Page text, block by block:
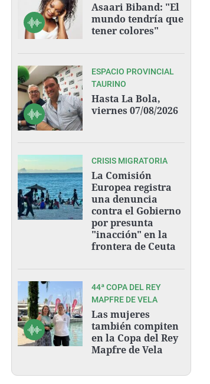
Asaari Biband: "El
mundo tendría que
tener colores"
ESPACIO PROVINCIAL
TAURINO
Hasta La Bola,
viernes 07/08/2026
CRISIS MIGRATORIA
La Comisión
Europea registra
una denuncia
contra el Gobierno
por presunta
"inacción" en la
frontera de Ceuta
44ª COPA DEL REY
MAPFRE DE VELA
Las mujeres
también compiten
en la Copa del Rey
Mapfre de Vela